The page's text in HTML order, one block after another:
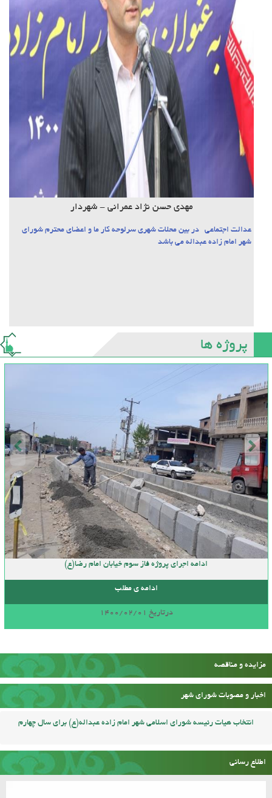
مهدی حسن نژاد عمرانی - شهردار
عدالت اجتماعی در بین محلات شهری سرلوحه کار ما و اعضای محترم شورای
شهر امام زاده عبداله می باشد
پروژه ها
ادامه اجرای پروژه فاز سوم خیابان امام رضا(ع)
ادامه ی مطلب
درتاریخ 1400/02/01
مزایده و مناقصه
اخبار و مصوبات شورای شهر
انتخاب هیات رئیسه شورای اسلامی شهر امام زاده عبداله(ع) برای سال چهارم
اطلاع رسانی